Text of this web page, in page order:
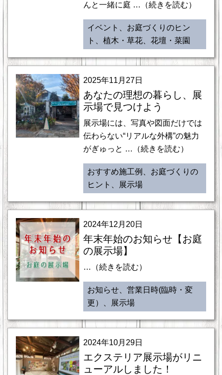
んと一緒に庭 …（続きを読む）
イベント、お庭づくりのヒン
ト、植木・草花、花壇・菜園
2025年11月27日
あなたの理想の暮らし、展
示場で見つけよう
展示場には、写真や図面だけでは
伝わらない“リアルな外構”の魅力
がぎゅっと …（続きを読む）
おすすめ施工例、お庭づくりの
ヒント、展示場
2024年12月20日
年末年始のお知らせ【お庭
の展示場】
…（続きを読む）
お知らせ、営業日時(臨時・変
更）、展示場
2024年10月29日
エクステリア展示場がリニ
ューアルしました！